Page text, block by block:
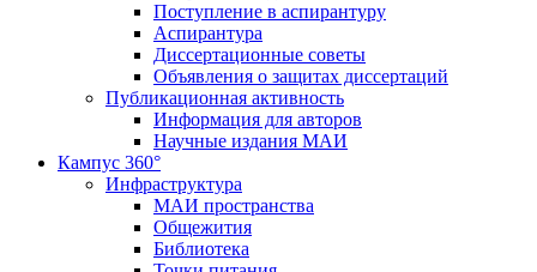
Поступление в аспирантуру
Аспирантура
Диссертационные советы
Объявления о защитах диссертаций
Публикационная активность
Информация для авторов
Научные издания МАИ
Кампус 360°
Инфраструктура
МАИ пространства
Общежития
Библиотека